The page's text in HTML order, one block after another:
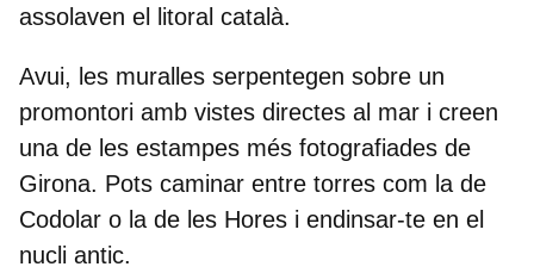
assolaven el litoral català.
Avui, les muralles serpentegen sobre un
promontori amb vistes directes al mar i creen
una de les estampes més fotografiades de
Girona. Pots caminar entre torres com la de
Codolar o la de les Hores i endinsar-te en el
nucli antic.